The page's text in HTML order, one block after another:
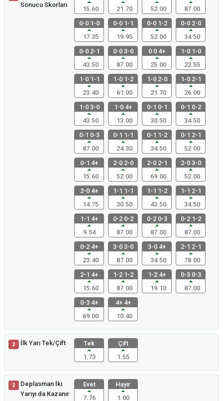
Sonucu Skorları
15.60
21.70
52.00
87.00
0-0 1-0
17.35
0-0 1-1
19.95
0-0 1-2
52.00
0-0 2-0
34.50
0-0 2-1
43.50
0-0 3-0
87.00
0:0 4+
25.00
1-0 1-0
22.55
1-0 1-1
23.40
1-0 1-2
61.00
1-0 2-0
21.70
1-0 2-1
26.00
1-0 3-0
43.50
1-0 4+
13.00
0-1 0-1
30.50
0-1 0-2
34.50
0-1 0-3
87.00
0-1 1-1
24.30
0-1 1-2
34.50
0-1 2-1
52.00
0-1 4+
15.60
2-0 2-0
52.00
2-0 2-1
69.00
2-0 3-0
52.00
2-0 4+
14.75
1-1 1-1
30.50
1-1 1-2
43.50
1-1 2-1
34.50
1-1 4+
9.54
0-2 0-2
87.00
0-2 0-3
87.00
0-2 1-2
87.00
0-2 4+
23.40
3-0 3-0
87.00
3-0 4+
34.50
2-1 2-1
78.00
2-1 4+
15.60
1-2 1-2
87.00
1-2 4+
19.10
0-3 0-3
87.00
0-3 4+
69.00
4+ 4+
10.40
2 İlk Yarı Tek/Çift
Tek
1.73
Çift
1.55
2
Deplasman İki
Yarıyı da Kazanır
Evet
7.76
Hayır
1.00